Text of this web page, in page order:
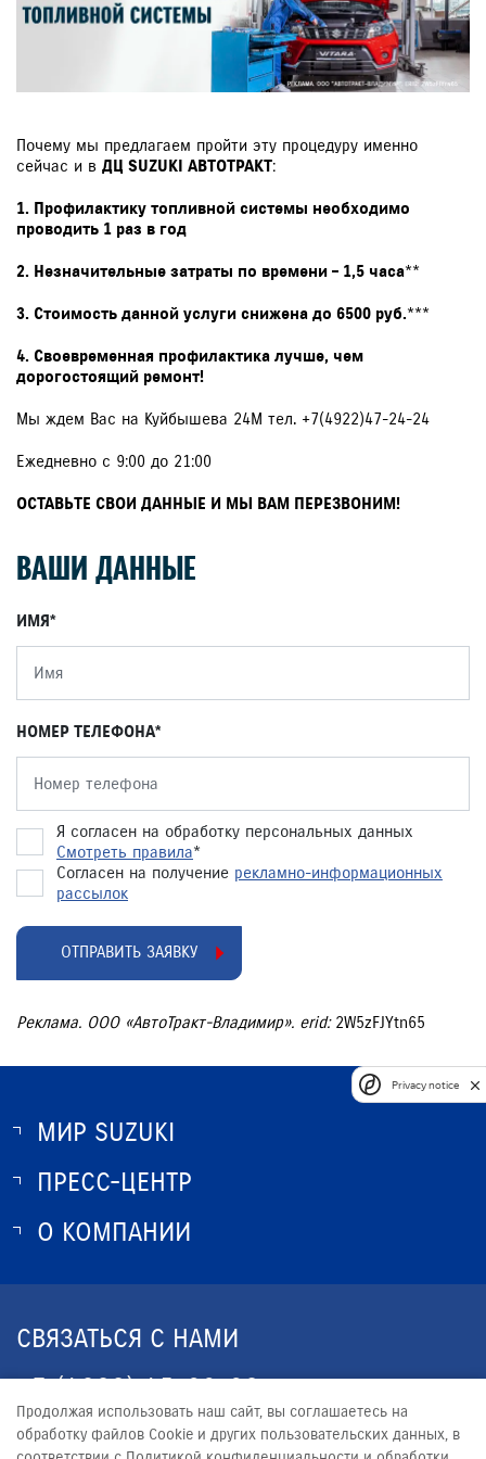
ЗАКАЗАТЬ ЗВОНОК
Почему мы предлагаем пройти эту процедуру именно
сейчас и в ДЦ SUZUKI АВТОТРАКТ:
1. Профилактику топливной системы необходимо
проводить 1 раз в год
2. Незначительные затраты по времени – 1,5 часа**
3. Стоимость данной услуги снижена до 6500 руб.***
4. Своевременная профилактика лучше, чем
дорогостоящий ремонт!
Мы ждем Вас на Куйбышева 24М тел. +7(4922)47-24-24
Ежедневно с 9:00 до 21:00
ОСТАВЬТЕ СВОИ ДАННЫЕ И МЫ ВАМ ПЕРЕЗВОНИМ!
ВАШИ ДАННЫЕ
ИМЯ
НОМЕР ТЕЛЕФОНА
Я согласен на обработку персональных данных
Смотреть правила*
Согласен на получение рекламно-информационных
рассылок
ОТПРАВИТЬ ЗАЯВКУ
Реклама. ООО «АвтоТракт-Владимир». erid:2W5zFJYtn65
МИР SUZUKI
О SUZUKI
ПРЕСС-ЦЕНТР
НОВОСТИ
О КОМПАНИИ
ЮРИДИЧЕСКАЯ ИНФОРМАЦИЯ
СВЯЗАТЬСЯ С НАМИ
+7 (4922) 45-30-32
CLIENT33.RU@YANDEX.RU
Продолжая использовать наш сайт, вы соглашаетесь на
обработку файлов Сookie и других пользовательских данных, в
Privacy notice